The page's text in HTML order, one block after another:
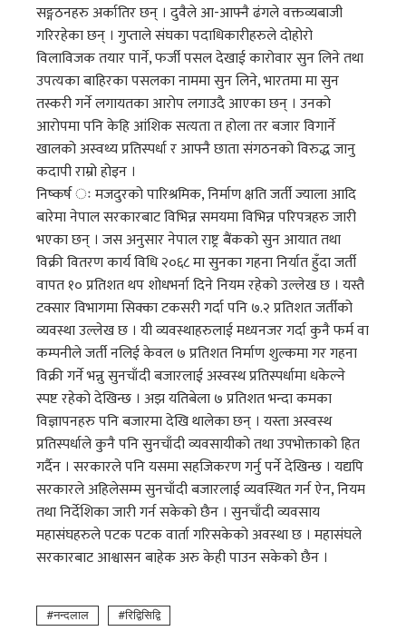
सङ्गठनहरु अर्कातिर छन् । दुवैले आ-आफ्नै ढंगले वक्तव्यबाजी
गरिरहेका छन् । गुप्ताले संघका पदाधिकारीहरुले दोहोरो
विलाविजक तयार पार्ने, फर्जी पसल देखाई कारोवार सुन लिने तथा
उपत्यका बाहिरका पसलका नाममा सुन लिने, भारतमा मा सुन
तस्करी गर्ने लगायतका आरोप लगाउदै आएका छन् । उनको
आरोपमा पनि केहि आंशिक सत्यता त होला तर बजार विगार्ने
खालको अस्वथ्य प्रतिस्पर्धा र आफ्नै छाता संगठनको विरुद्ध जानु
कदापी राम्रो होइन ।
निष्कर्ष ः मजदुरको पारिश्रमिक, निर्माण क्षति जर्ती ज्याला आदि
बारेमा नेपाल सरकारबाट विभिन्न समयमा विभिन्न परिपत्रहरु जारी
भएका छन् । जस अनुसार नेपाल राष्ट्र बैंकको सुन आयात तथा
विक्री वितरण कार्य विधि २०६८ मा सुनका गहना निर्यात हुँदा जर्ती
वापत १० प्रतिशत थप शोधभर्ना दिने नियम रहेको उल्लेख छ । यस्तै
टक्सार विभागमा सिक्का टकसरी गर्दा पनि ७.२ प्रतिशत जर्तीको
व्यवस्था उल्लेख छ । यी व्यवस्थाहरुलाई मध्यनजर गर्दा कुनै फर्म वा
कम्पनीले जर्ती नलिई केवल ७ प्रतिशत निर्माण शुल्कमा गर गहना
विक्री गर्ने भन्नु सुनचाँदी बजारलाई अस्वस्थ प्रतिस्पर्धामा धकेल्ने
स्पष्ट रहेको देखिन्छ । अझ यतिबेला ७ प्रतिशत भन्दा कमका
विज्ञापनहरु पनि बजारमा देखि थालेका छन् । यस्ता अस्वस्थ
प्रतिस्पर्धाले कुनै पनि सुनचाँदी व्यवसायीको तथा उपभोक्ताको हित
गर्दैन । सरकारले पनि यसमा सहजिकरण गर्नु पर्ने देखिन्छ । यद्यपि
सरकारले अहिलेसम्म सुनचाँदी बजारलाई व्यवस्थित गर्न ऐन, नियम
तथा निर्देशिका जारी गर्न सकेको छैन । सुनचाँदी व्यवसाय
महासंघहरुले पटक पटक वार्ता गरिसकेको अवस्था छ । महासंघले
सरकारबाट आश्वासन बाहेक अरु केही पाउन सकेको छैन ।
नन्दलाल रिद्विसिद्वि